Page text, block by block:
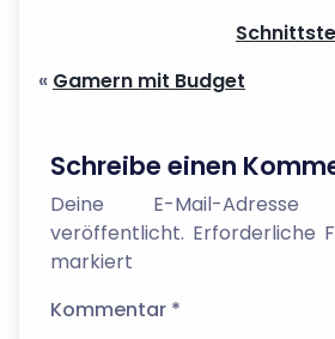
« Gamern mit Budget
Schreibe einen
Deine E-Mail-
veröffentlicht. Erforderliche
markiert
Kommentar *